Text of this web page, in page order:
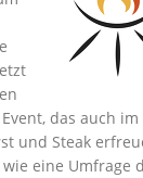
das auch
und Steak
eine Umfrage